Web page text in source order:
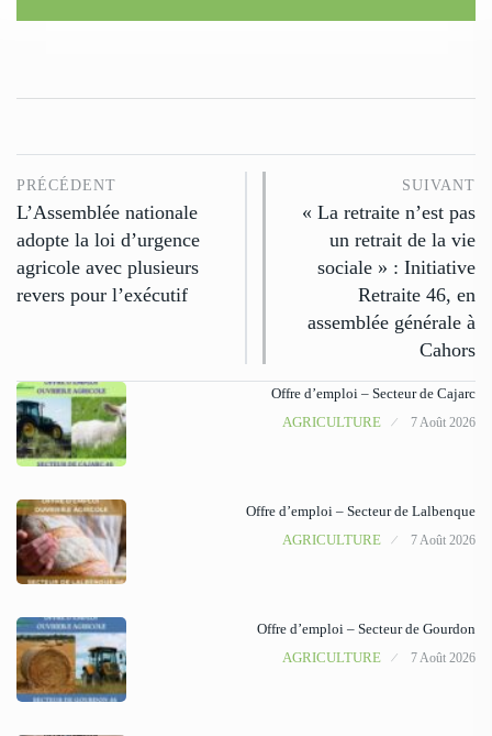
PRÉCÉDENT
L’Assemblée nationale
adopte la loi d’urgence
agricole avec plusieurs
revers pour l’exécutif
SUIVANT
« La retraite n’est pas
un retrait de la vie
sociale » : Initiative
Retraite 46, en
assemblée générale à
Cahors
Offre d’emploi – Secteur de Cajarc
AGRICULTURE
7 Août 2026
Offre d’emploi – Secteur de Lalbenque
AGRICULTURE
7 Août 2026
Offre d’emploi – Secteur de Gourdon
AGRICULTURE
7 Août 2026